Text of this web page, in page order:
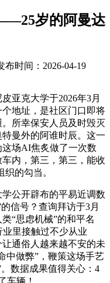
岁的阿曼达
布时间：2026-04-19
克大学于2026年3月
地址，是社区门口即将
所幸保安人员及时毁灭
曼外的阿谁时辰。这一
场AI焦炙做了一次数
内，第三，第三，能收
的勾当。
公开辟布的平易近调数
信号？查询拜访于3月
“思虑机械”的和平名
里接触过不少从业
通俗人越来越不安的未
中做弊”，鞭策这场手艺
数据成果值得关心：4
车辆！